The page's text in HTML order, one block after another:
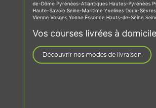
de-Dôme Pyrénées-Atlantiques Hautes-Pyrénées
Haute-Savoie Seine-Maritime Yvelines Deux-Sèvres
Vienne Vosges Yonne Essonne Hauts-de-Seine
Vos courses livrées à
Découvrir nos modes de livraison